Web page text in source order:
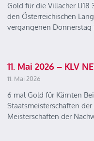
Gold für die Villacher U18
den Österreichischen
vergangenen Donnerstag
11. Mai 2026 – KLV
11. Mai 2026
6 mal Gold für Kärnten
Staatsmeisterschaften
Meisterschaften der